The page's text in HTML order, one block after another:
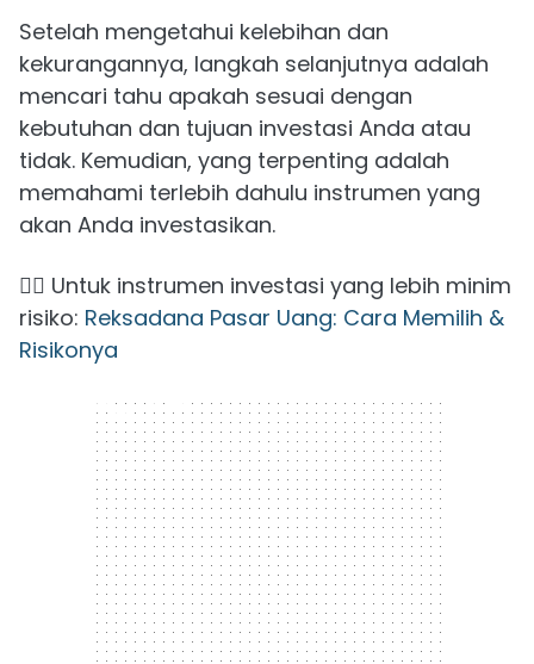
Setelah mengetahui kelebihan dan
kekurangannya, langkah selanjutnya adalah
mencari tahu apakah sesuai dengan
kebutuhan dan tujuan investasi Anda atau
tidak. Kemudian, yang terpenting adalah
memahami terlebih dahulu instrumen yang
akan Anda investasikan.
👉🏻 Untuk instrumen investasi yang lebih minim
risiko: Reksadana Pasar Uang: Cara Memilih &
Risikonya
300 x 250